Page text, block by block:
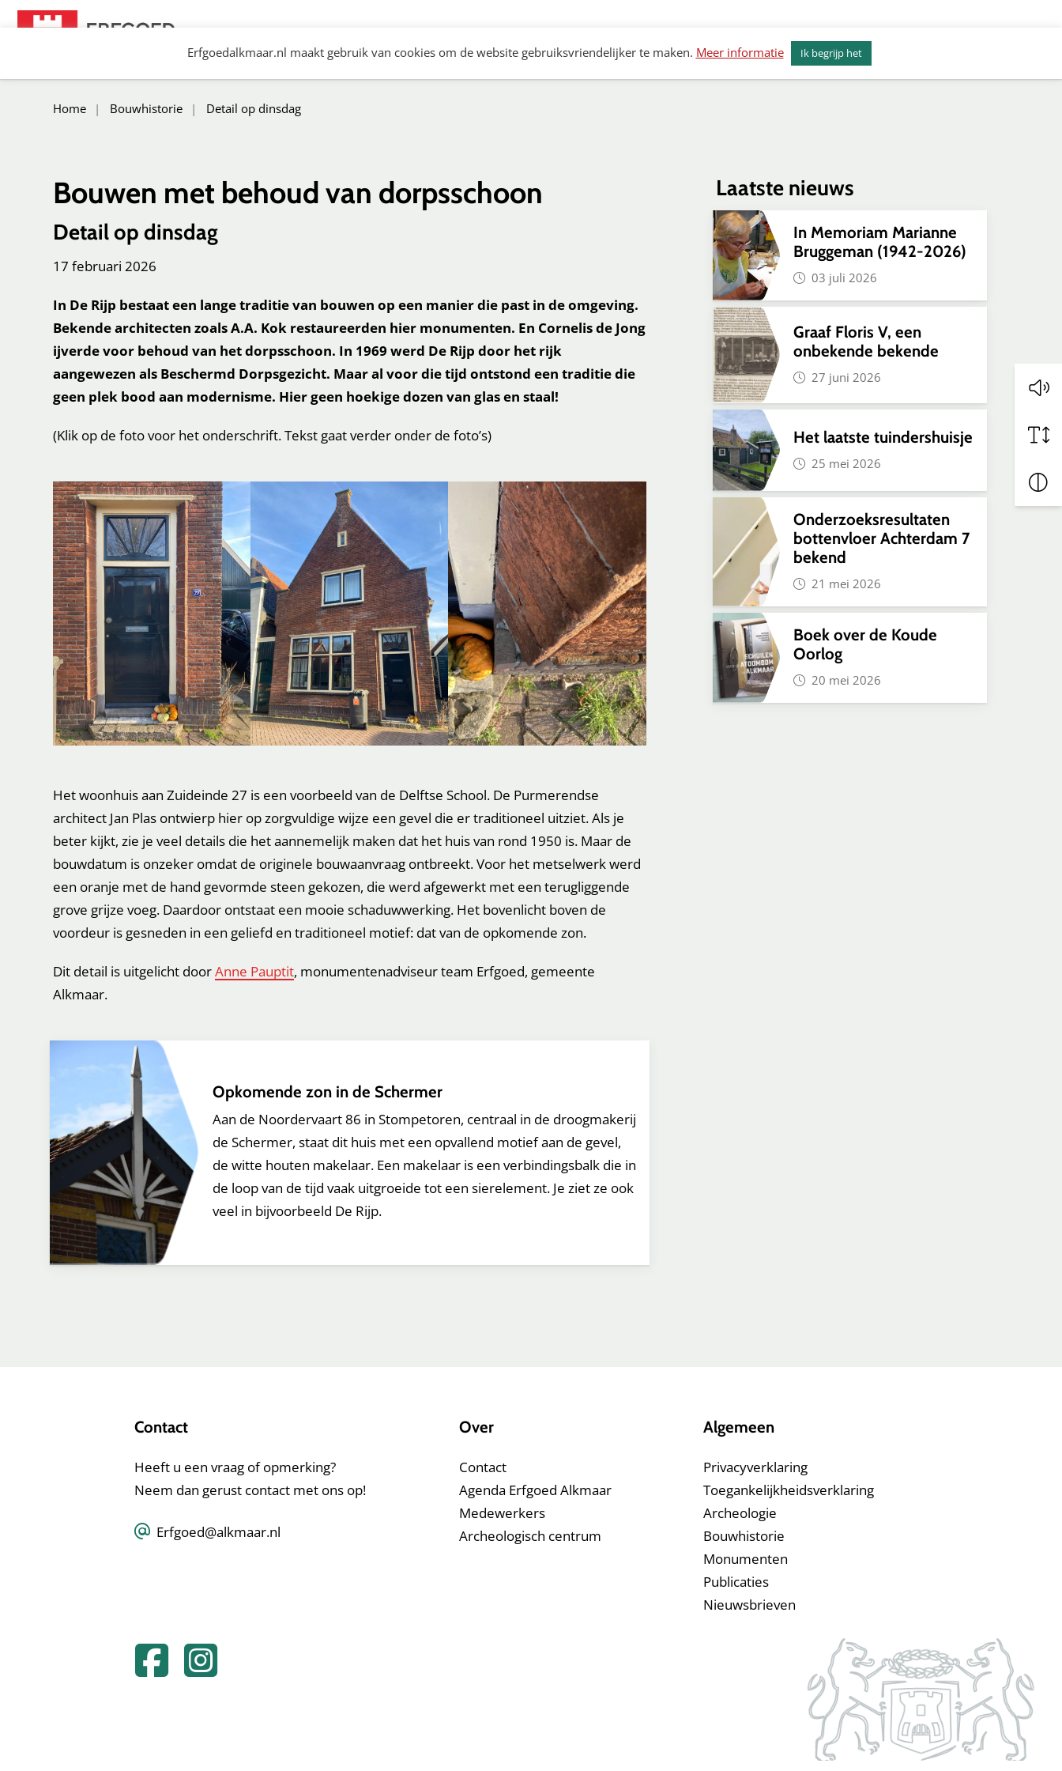
Spring
Erfgoedalkmaar.nl maakt gebruik van cookies om de website gebruiksvriendelijker te maken. Meer informatie Ik begrijp het
Erfgoed Alkmaar
Kerkenvisie Alkmaar Actueel
Home Bouwhistorie Detail op dinsdag
Bouwen met behoud van dorpsschoon
Detail op dinsdag
17 februari 2026
In De Rijp bestaat een lange traditie van bouwen op een manier die past in de omgeving.
Bekende architecten zoals A.A. Kok restaureerden hier monumenten. En Cornelis de Jong
ijverde voor behoud van het dorpsschoon. In 1969 werd De Rijp door het rijk
aangewezen als Beschermd Dorpsgezicht. Maar al voor die tijd ontstond een traditie die
geen plek bood aan modernisme. Hier geen hoekige dozen van glas en staal!
(Klik op de foto voor het onderschrift. Tekst gaat verder onder de foto’s)
Het woonhuis aan Zuideinde 27 is een voorbeeld van de Delftse School. De Purmerendse
architect Jan Plas ontwierp hier op zorgvuldige wijze een gevel die er traditioneel uitziet. Als je
beter kijkt, zie je veel details die het aannemelijk maken dat het huis van rond 1950 is. Maar de
bouwdatum is onzeker omdat de originele bouwaanvraag ontbreekt. Voor het metselwerk werd
een oranje met de hand gevormde steen gekozen, die werd afgewerkt met een terugliggende
grove grijze voeg. Daardoor ontstaat een mooie schaduwwerking. Het bovenlicht boven de
voordeur is gesneden in een geliefd en traditioneel motief: dat van de opkomende zon.
Dit detail is uitgelicht doorAnne Pauptit, monumentenadviseur team Erfgoed, gemeente
Alkmaar.
Opkomende zon in de Schermer
Aan de Noordervaart 86 in Stompetoren, centraal in de droogmakerij
de Schermer, staat dit huis met een opvallend motief aan de gevel,
de witte houten makelaar. Een makelaar is een verbindingsbalk die in
de loop van de tijd vaak uitgroeide tot een sierelement. Je ziet ze ook
veel in bijvoorbeeld De Rijp.
Laatste nieuws
In Memoriam Marianne
Bruggeman (1942-2026)
03 juli 2026
Graaf Floris V, een
onbekende bekende
27 juni 2026
Het laatste tuindershuisje
25 mei 2026
Onderzoeksresultaten
bottenvloer Achterdam 7
bekend
21 mei 2026
Boek over de Koude
Oorlog
20 mei 2026
Contact
Heeft u een vraag of opmerking?
Neem dan gerust contact met ons op!
Erfgoed@alkmaar.nl
Over
Contact
Agenda Erfgoed Alkmaar
Medewerkers
Archeologisch centrum
Algemeen
Privacyverklaring
Toegankelijkheidsverklaring
Archeologie
Bouwhistorie
Monumenten
Publicaties
Nieuwsbrieven